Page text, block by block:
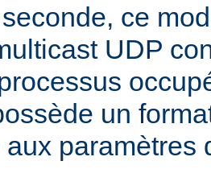
ce
UDP
un
paramètres